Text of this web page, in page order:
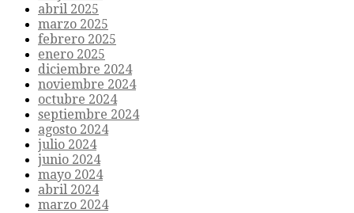
abril 2025
marzo 2025
febrero 2025
enero 2025
diciembre 2024
noviembre 2024
octubre 2024
septiembre 2024
agosto 2024
julio 2024
junio 2024
mayo 2024
abril 2024
marzo 2024